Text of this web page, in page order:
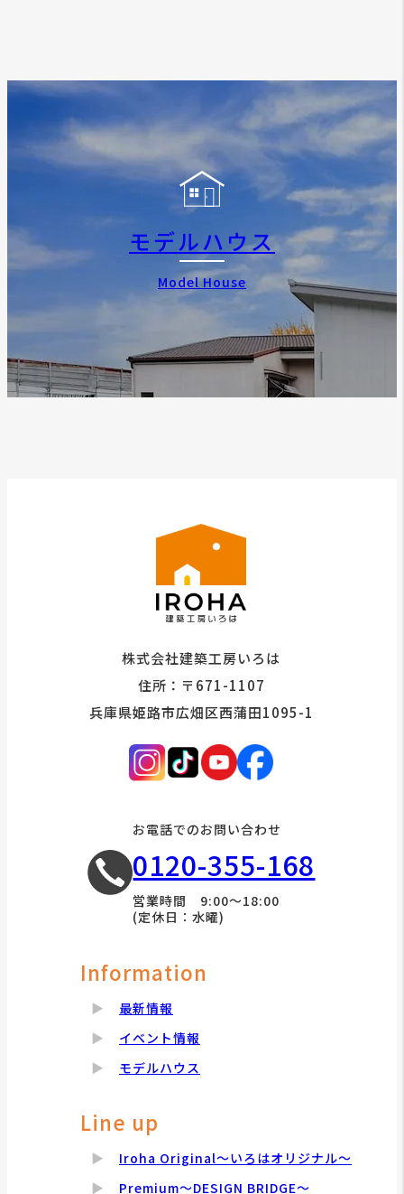
モデルハウス
Model House
株式会社建築工房いろは
住所：〒671-1107
兵庫県姫路市広畑区西蒲田1095-1
お電話でのお問い合わせ
0120-355-168
営業時間 9:00～18:00
(定休日：水曜)
Information
最新情報
イベント情報
モデルハウス
Line up
Iroha Original～いろはオリジナル～
Premium～DESIGN BRIDGE～